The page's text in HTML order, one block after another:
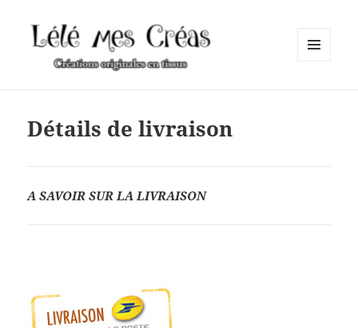
Détails de livraison
A SAVOIR SUR LA LIVRAISON